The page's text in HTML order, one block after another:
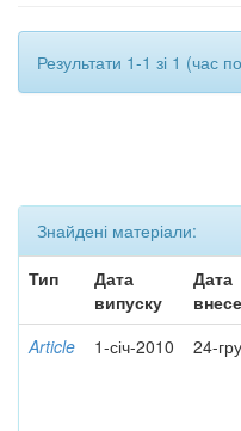
Результати 1-1 зі 1 (час
Знайдені матеріали:
Тип
Дата
випуску
Дата
Article 1-січ-2010 24-